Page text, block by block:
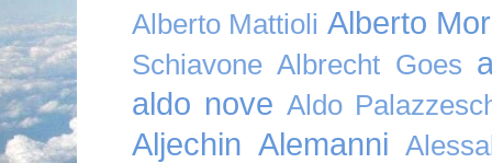
Alberto Mattioli Alberto
Schiavone Albrecht Goes
aldo nove Aldo
Aljechin Alemanni